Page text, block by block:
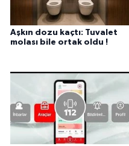
Aşkın dozu kaçtı: Tuvalet
molası bile ortak oldu !